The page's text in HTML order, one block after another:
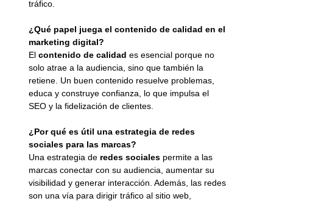
tráfico.
¿Qué papel juega el contenido de calidad en el
marketing digital?
El contenido de calidad es esencial porque no
solo atrae a la audiencia, sino que también la
retiene. Un buen contenido resuelve problemas,
educa y construye confianza, lo que impulsa el
SEO y la fidelización de clientes.
¿Por qué es útil una estrategia de redes
sociales para las marcas?
Una estrategia de redes sociales permite a las
marcas conectar con su audiencia, aumentar su
visibilidad y generar interacción. Además, las redes
son una vía para dirigir tráfico al sitio web,